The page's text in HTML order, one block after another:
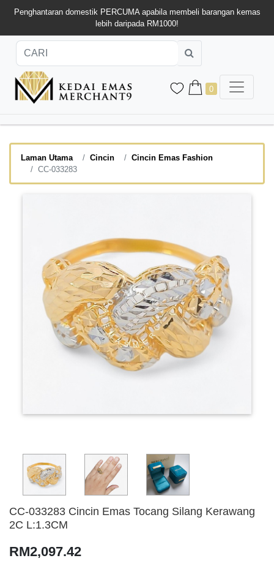
Penghantaran domestik PERCUMA apabila membeli barangan kemas
lebih daripada RM1000!
0
Laman Utama Cincin
Cincin Emas Fashion
CC-033283
CC-033283 Cincin Emas Tocang Silang Kerawang
2C L:1.3CM
RM2,097.42